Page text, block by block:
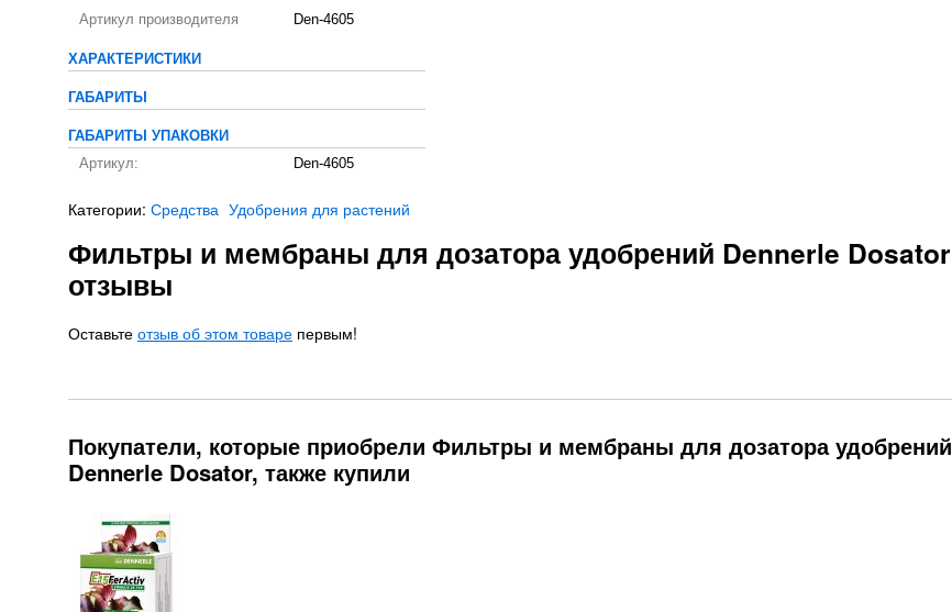
Артикул производителя
Den-4605
ХАРАКТЕРИСТИКИ
ГАБАРИТЫ
ГАБАРИТЫ УПАКОВКИ
Артикул:
Den-4605
Категории: Средства Удобрения для растений
Фильтры и мембраны для дозатора удобрений Dennerle Dosator
отзывы
Оставьте отзыв об этом товаре первым!
Покупатели, которые приобрели Фильтры и мембраны для дозатора удобрений
Dennerle Dosator, также купили